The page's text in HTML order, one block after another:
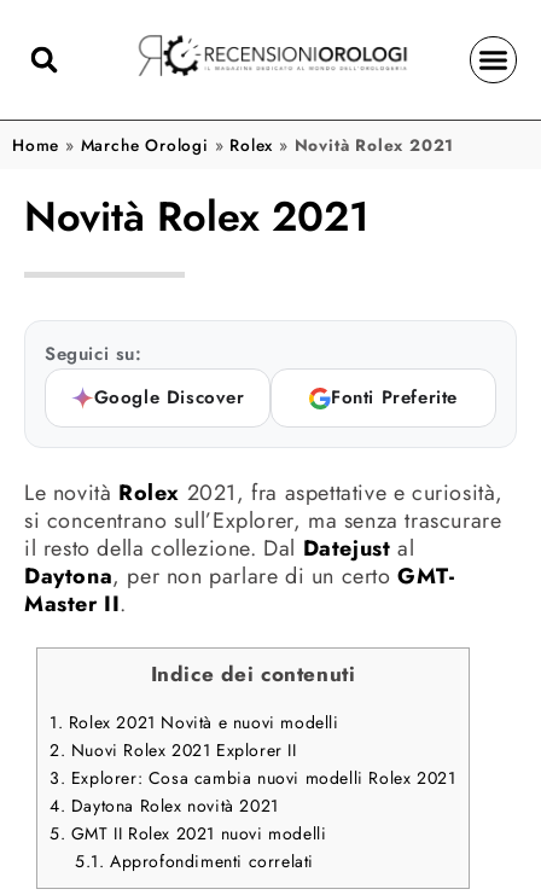
Home » Marche Orologi » Rolex » Novità Rolex 2021
Novità Rolex 2021
Seguici su:
Google Discover
Fonti Preferite
Le novità Rolex 2021, fra aspettative e curiosità,
si concentrano sull’Explorer, ma senza trascurare
il resto della collezione. Dal Datejust al
Daytona, per non parlare di un certoGMT-
Master II.
Indice dei contenuti
1. Rolex 2021 Novità e nuovi modelli
2. Nuovi Rolex 2021 Explorer II
3. Explorer: Cosa cambia nuovi modelli Rolex 2021
4. Daytona Rolex novità 2021
5. GMT II Rolex 2021 nuovi modelli
5.1. Approfondimenti correlati